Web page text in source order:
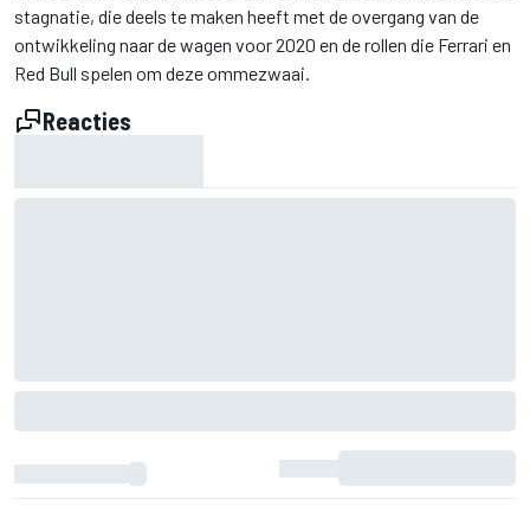
stagnatie, die deels te maken heeft met de overgang van de
ontwikkeling naar de wagen voor 2020 en de rollen die Ferrari en
Red Bull spelen om deze ommezwaai.
Reacties